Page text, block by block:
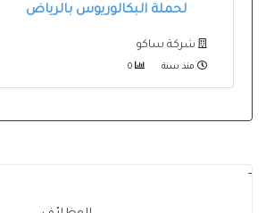
لحملة البكالوريوس بالرياض
شركة ساكو
منذ سنة
-